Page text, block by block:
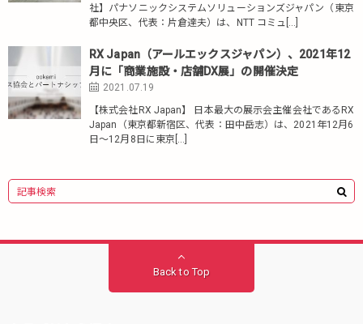
社】パナソニックシステムソリューションズジャパン（東京
都中央区、代表：片倉達夫）は、NTT コミュ[…]
RX Japan（アールエックスジャパン）、2021年12
月に「商業施設・店舗DX展」の開催決定
2021.07.19
【株式会社RX Japan】 日本最大の展示会主催会社であるRX
Japan（東京都新宿区、代表：田中岳志）は、2021年12月6
日～12月8日に東京[…]
Back to Top